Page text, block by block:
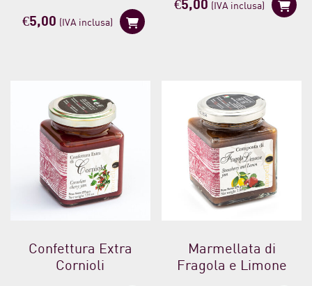
€5,00 (IVA inclusa)
€5,00 (IVA inclusa)
Confettura Extra
Cornioli
Marmellata di
Fragola e Limone